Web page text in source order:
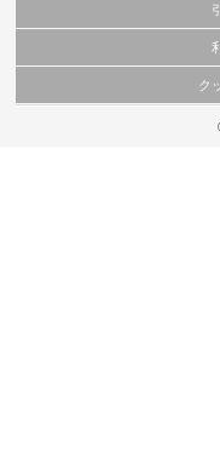
当サイトで公開されている情報（
これらの情報を権利者の許可なく
当サイトに掲載している内容はす
弊社の見解・ 意見ではないことを
ク
このサイトでは Cookie を使用し